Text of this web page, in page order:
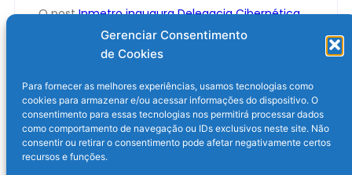
Gerenciar Consentimento
de Cookies
Para fornecer as melhores experiências, usamos tecnologias como
cookies para armazenar e/ou acessar informações do dispositivo. O
consentimento para essas tecnologias nos permitirá processar dados
como comportamento de navegação ou IDs exclusivos neste site. Não
consentir ou retirar o consentimento pode afetar negativamente certos
recursos e funções.
O postInmetro inaugura Delegacia Cibernética
para combater golpes na Black Friday 2025
apareceu primeiro em